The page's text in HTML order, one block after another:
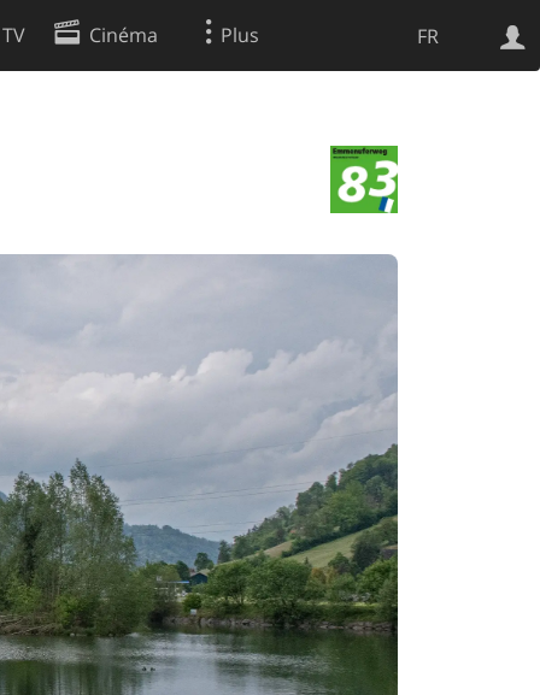
FR
Cinéma Plus